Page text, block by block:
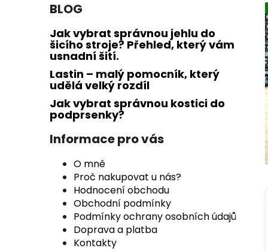
o
s
t
r
a
n
n
í
p
BLOG
Jak vybrat správnou jehlu do
šicího stroje? Přehled, který vám
usnadní šití.
Lastin – malý pomocník, který
udělá velký rozdíl
Jak vybrat správnou kostici do
podprsenky?
Informace pro vás
O mně
Proč nakupovat u nás?
Hodnocení obchodu
Obchodní podmínky
Podmínky ochrany osobních údajů
Doprava a platba
Kontakty